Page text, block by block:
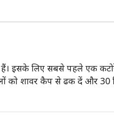
इसके लिए सबसे पहले एक
को शावर कैप से ढक दें और 30